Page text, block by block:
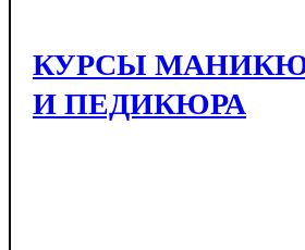
КУРСЫ
И ПЕДИКЮРА